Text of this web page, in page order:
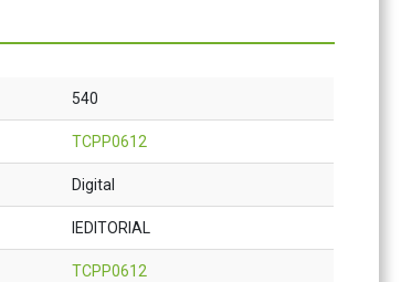
540
TCPP0612
Digital
IEDITORIAL
TCPP0612